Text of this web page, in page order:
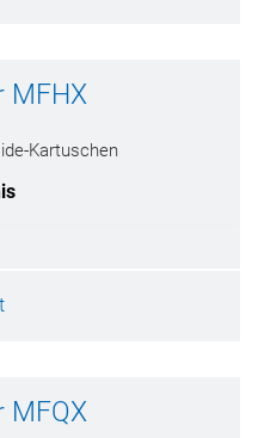
MFHX
Kartuschen
MFQX